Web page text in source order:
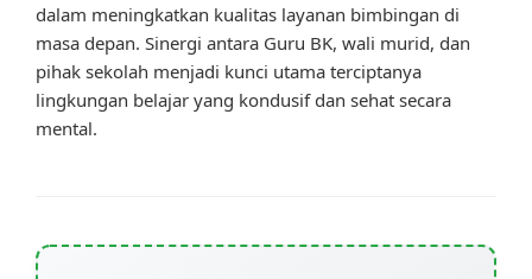
dalam meningkatkan kualitas layanan bimbingan di
masa depan. Sinergi antara Guru BK, wali murid, dan
pihak sekolah menjadi kunci utama terciptanya
lingkungan belajar yang kondusif dan sehat secara
mental.